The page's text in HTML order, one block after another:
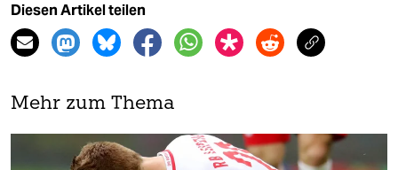
Diesen Artikel teilen
Mehr zum Thema